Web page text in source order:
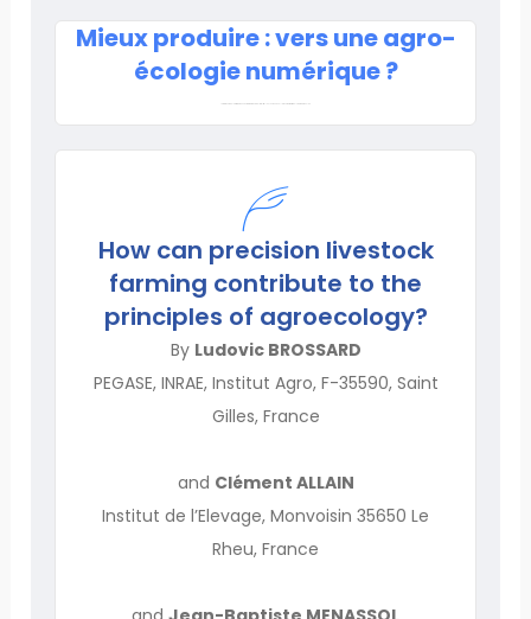
Mieux produire : vers une agro-
écologie numérique ?
How can precision livestock
farming contribute to the
principles of agroecology?
By Ludovic BROSSARD
PEGASE, INRAE, Institut Agro, F-35590, Saint
Gilles, France
and Clément ALLAIN
Institut de l’Elevage, Monvoisin 35650 Le
Rheu, France